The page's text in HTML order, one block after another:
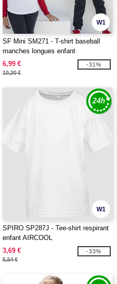
W1
SF Mini SM271 - T-shirt baseball
manches longues enfant
6,99 €
10,20 €
-31%
W1
SPIRO SP287J - Tee-shirt respirant
enfant AIRCOOL
3,69 €
5,54 €
-33%